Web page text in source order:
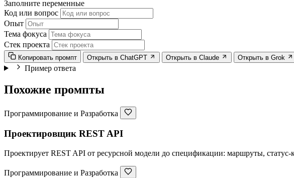
Заполните переменные
Код или вопрос
Опыт
Тема фокуса
Стек проекта
Копировать промпт Открыть в ChatGPT Открыть в Claude Открыть в Grok
Пример ответа
Похожие промпты
Программирование и Разработка
Проектировщик REST API
Проектирует REST API от ресурсной модели до спецификации: маршруты,
Программирование и Разработка